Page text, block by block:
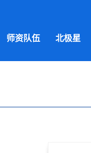
师资队伍 北极星